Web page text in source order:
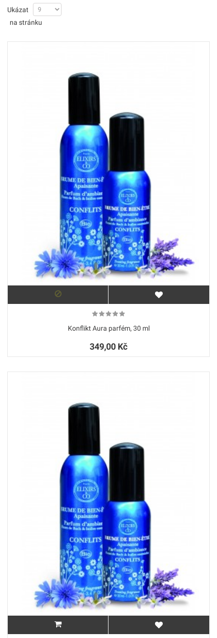
Ukázat
na stránku
Konflikt Aura parfém, 30 ml
349,00 Kč